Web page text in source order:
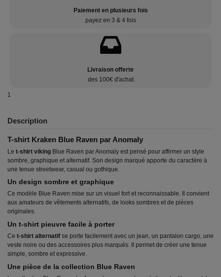
Paiement en plusieurs fois
payez en 3 & 4 fois
Livraison offerte
des 100€ d'achat.
1
Description
T-shirt Kraken Blue Raven par Anomaly
Le t-shirt viking Blue Raven par Anomaly est pensé pour affirmer un style
sombre, graphique et alternatif. Son design marqué apporte du caractère à
une tenue streetwear, casual ou gothique.
Un design sombre et graphique
Ce modèle Blue Raven mise sur un visuel fort et reconnaissable. Il convient
aux amateurs de vêtements alternatifs, de looks sombres et de pièces
originales.
Un t-shirt pieuvre facile à porter
Ce t-shirt alternatif se porte facilement avec un jean, un pantalon cargo, une
veste noire ou des accessoires plus marqués. Il permet de créer une tenue
simple, sombre et expressive.
Une pièce de la collection Blue Raven